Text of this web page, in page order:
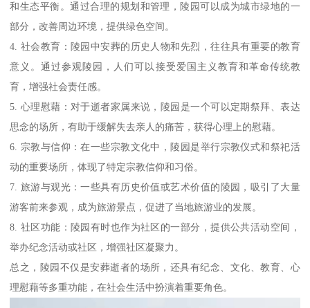
和生态平衡。通过合理的规划和管理，陵园可以成为城市绿地的一
部分，改善周边环境，提供绿色空间。
4. 社会教育：陵园中安葬的历史人物和先烈，往往具有重要的教育
意义。通过参观陵园，人们可以接受爱国主义教育和革命传统教
育，增强社会责任感。
5. 心理慰藉：对于逝者家属来说，陵园是一个可以定期祭拜、表达
思念的场所，有助于缓解失去亲人的痛苦，获得心理上的慰藉。
6. 宗教与信仰：在一些宗教文化中，陵园是举行宗教仪式和祭祀活
动的重要场所，体现了特定宗教信仰和习俗。
7. 旅游与观光：一些具有历史价值或艺术价值的陵园，吸引了大量
游客前来参观，成为旅游景点，促进了当地旅游业的发展。
8. 社区功能：陵园有时也作为社区的一部分，提供公共活动空间，
举办纪念活动或社区，增强社区凝聚力。
总之，陵园不仅是安葬逝者的场所，还具有纪念、文化、教育、心
理慰藉等多重功能，在社会生活中扮演着重要角色。